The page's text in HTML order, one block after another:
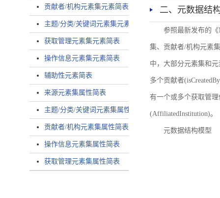
贡献者/机构元素集元素简表
主题/分类/关键词元素集元素简表
获取管理元素集元素简表
操作信息元素集元素简表
辅助性元素简表
来源元素集属性简表
主题/分类/关键词元素集属性简表
贡献者/机构元素集属性简表
操作信息元素集属性简表
获取管理元素集属性简表
二、元数据结
参照最新发布的
集、贡献者/机构元素
中，大部分元素集和
多个贡献者
有一个或多个获取管理
(AffiliatedInstitution)。
元数据结构模型